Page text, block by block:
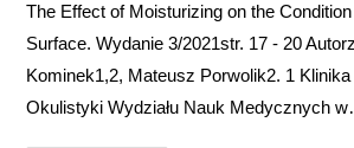
The Effect of Moisturizing on the
Surface. Wydanie 3/2021str. 17 - 20
Kominek1,2, Mateusz Porwolik2. 1
Okulistyki Wydziału Nauk Medycznych